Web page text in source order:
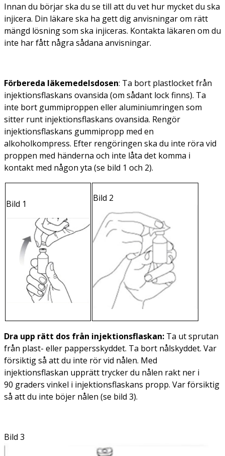
Innan du börjar ska du se till att du vet hur mycket du ska
injicera. Din läkare ska ha gett dig anvisningar om rätt
mängd lösning som ska injiceras. Kontakta läkaren om du
inte har fått några sådana anvisningar.
Förbereda läkemedelsdosen: Ta bort plastlocket från
injektionsflaskans ovansida (om sådant lock finns). Ta
inte bort gummiproppen eller aluminiumringen som
sitter runt injektionsflaskans ovansida. Rengör
injektionsflaskans gummipropp med en
alkoholkompress. Efter rengöringen ska du inte röra vid
proppen med händerna och inte låta det komma i
kontakt med någon yta (se bild 1 och 2).
Bild 1
Bild 2
Dra upp rätt dos från injektionsflaskan: Ta ut sprutan
från plast- eller pappersskyddet. Ta bort nålskyddet. Var
försiktig så att du inte rör vid nålen. Med
injektionsflaskan upprätt trycker du nålen rakt ner i
90 graders vinkel i injektionsflaskans propp. Var försiktig
så att du inte böjer nålen (se bild 3).
Bild 3